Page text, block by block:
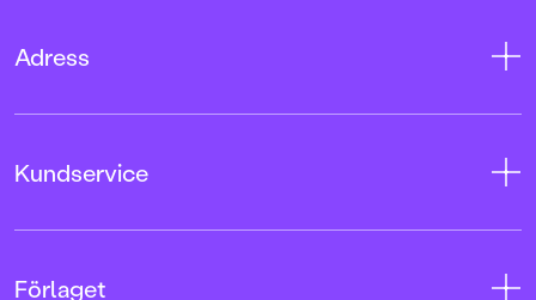
Adress
103 12 Stockholm
Kundservice
Förlaget